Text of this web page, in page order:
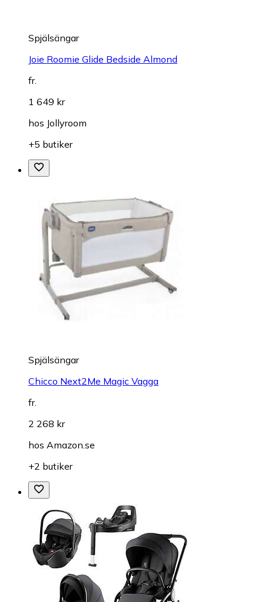
Spjälsängar
Joie Roomie Glide Bedside Almond
fr.
1 649 kr
hos Jollyroom
+5 butiker
Spjälsängar
Chicco Next2Me Magic Vagga
fr.
2 268 kr
hos Amazon.se
+2 butiker